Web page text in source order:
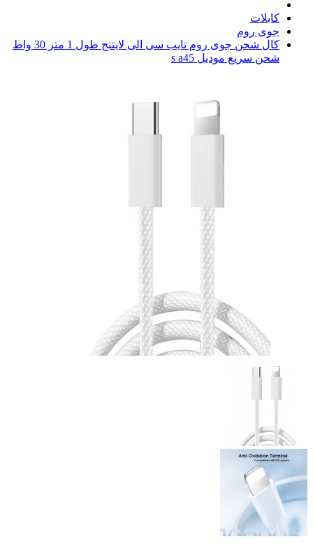
كابلات
جوى روم
كال شحن جوى روم تايب سى الى لايتنج طول 1 متر 30 واط
شحن سريع موديل s a45